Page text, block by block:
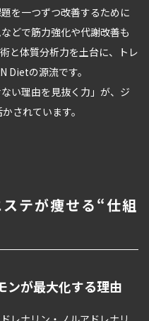
を一つずつ改善するために
どで筋力強化や代謝改善も
と体質分析力を土台に、トレ
Dietの源流です。
い理由を見抜く力」が、ジ
されています。
テが痩せる“仕組
ンが最大化する理由